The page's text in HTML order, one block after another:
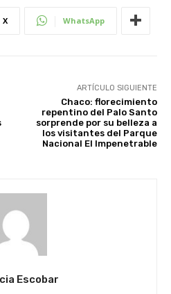
X WhatsApp
ARTÍCULO SIGUIENTE
Chaco: florecimiento
repentino del Palo Santo
sorprende por su belleza a
los visitantes del Parque
Nacional El Impenetrable
Escobar